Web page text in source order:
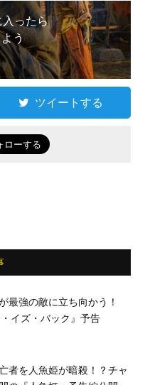
入ったら
う
ツイートする
最強の敵に立ち向かう！
・イズ・バック』予告
者を人魚姫が暗殺！？チャ